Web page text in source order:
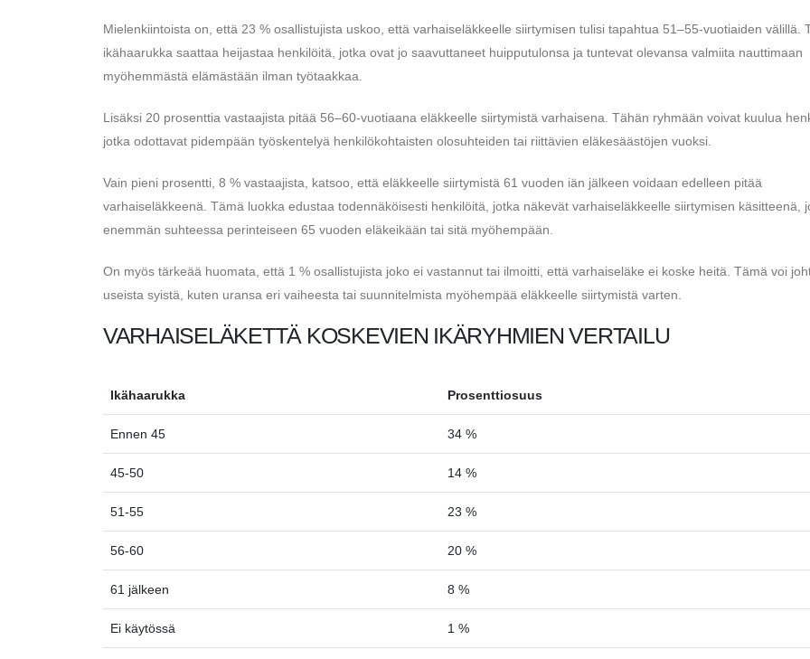
Mielenkiintoista on, että 23 % osallistujista uskoo, että varhaiseläkkeelle siirtymisen tulisi tapahtua 51–55-vuotiaiden välillä.
ikähaarukka saattaa heijastaa henkilöitä, jotka ovat jo saavuttaneet huipputulonsa ja tuntevat olevansa valmiita nauttimaan
myöhemmästä elämästään ilman työtaakkaa.
Lisäksi 20 prosenttia vastaajista pitää 56–60-vuotiaana eläkkeelle siirtymistä varhaisena. Tähän ryhmään voivat kuulua
jotka odottavat pidempään työskentelyä henkilökohtaisten olosuhteiden tai riittävien eläkesäästöjen vuoksi.
Vain pieni prosentti, 8 % vastaajista, katsoo, että eläkkeelle siirtymistä 61 vuoden iän jälkeen voidaan edelleen pitää
varhaiseläkkeenä. Tämä luokka edustaa todennäköisesti henkilöitä, jotka näkevät varhaiseläkkeelle siirtymisen käsitteenä,
enemmän suhteessa perinteiseen 65 vuoden eläkeikään tai sitä myöhempään.
On myös tärkeää huomata, että 1 % osallistujista joko ei vastannut tai ilmoitti, että varhaiseläke ei koske heitä. Tämä voi
useista syistä, kuten uransa eri vaiheesta tai suunnitelmista myöhempää eläkkeelle siirtymistä varten.
VARHAISELÄKETTÄ KOSKEVIEN IKÄRYHMIEN VERTAILU
Ikähaarukka Prosenttiosuus
Ennen 45 34 %
45-50 14 %
51-55 23 %
56-60 20 %
61 jälkeen 8 %
Ei käytössä 1 %